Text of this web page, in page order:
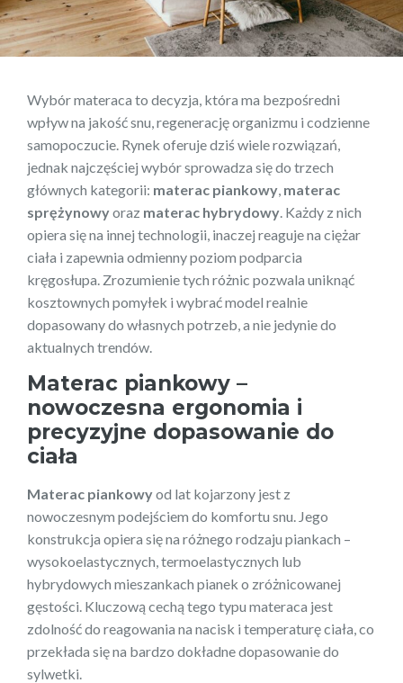
Wybór materaca to decyzja, która ma bezpośredni
wpływ na jakość snu, regenerację organizmu i codzienne
samopoczucie. Rynek oferuje dziś wiele rozwiązań,
jednak najczęściej wybór sprowadza się do trzech
głównych kategorii: materac piankowy materac
sprężynowyoraz materac hybrydowy . Każdy z nich
opiera się na innej technologii, inaczej reaguje na ciężar
ciała i zapewnia odmienny poziom podparcia
kręgosłupa. Zrozumienie tych różnic pozwala uniknąć
kosztownych pomyłek i wybrać model realnie
dopasowany do własnych potrzeb, a nie jedynie do
aktualnych trendów.
Materac piankowy –
nowoczesna ergonomia i
precyzyjne dopasowanie do
ciała
Materac piankowyod lat kojarzony jest z
nowoczesnym podejściem do komfortu snu. Jego
konstrukcja opiera się na różnego rodzaju piankach –
wysokoelastycznych, termoelastycznych lub
hybrydowych mieszankach pianek o zróżnicowanej
gęstości. Kluczową cechą tego typu materaca jest
zdolność do reagowania na nacisk i temperaturę ciała, co
przekłada się na bardzo dokładne dopasowanie do
sylwetki.